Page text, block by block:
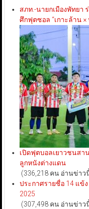
สภท.-นายกเมืองพัทยา
ศึกฟุตซอล “เกาะล้าน ×
เปิดฟุตบอลเยาวชนสา
ลูกหนังต่างแดน
(336,218 คน อ่านข่าว
ประกาศรายชื่อ 14 แข้
2025
(307,498 คน อ่านข่าว